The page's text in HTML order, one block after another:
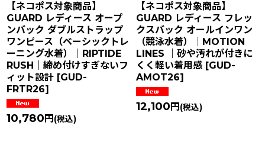
【ネコポス対象商品】
GUARD レディース オープ
ンバック ダブルストラップ
ワンピース（ベーシックトレ
ーニング水着）｜RIPTIDE
RUSH｜締め付けすぎないフ
ィット設計 [GUD-
FRTR26]
10,780 円 (税込)
【ネコポス対象商品】
GUARD レディース フレッ
クスバック オールインワン
（競泳水着）｜MOTION
LINES ｜砂や汚れが付きに
くく軽い着用感 [GUD-
AMOT26]
12,100 円 (税込)